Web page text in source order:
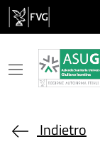
Salta al contenuto
Indietro